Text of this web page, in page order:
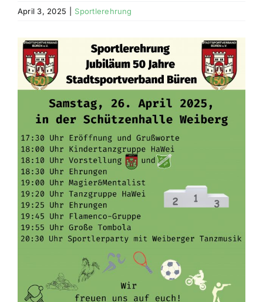
April 3, 2025 Sportlerehrung